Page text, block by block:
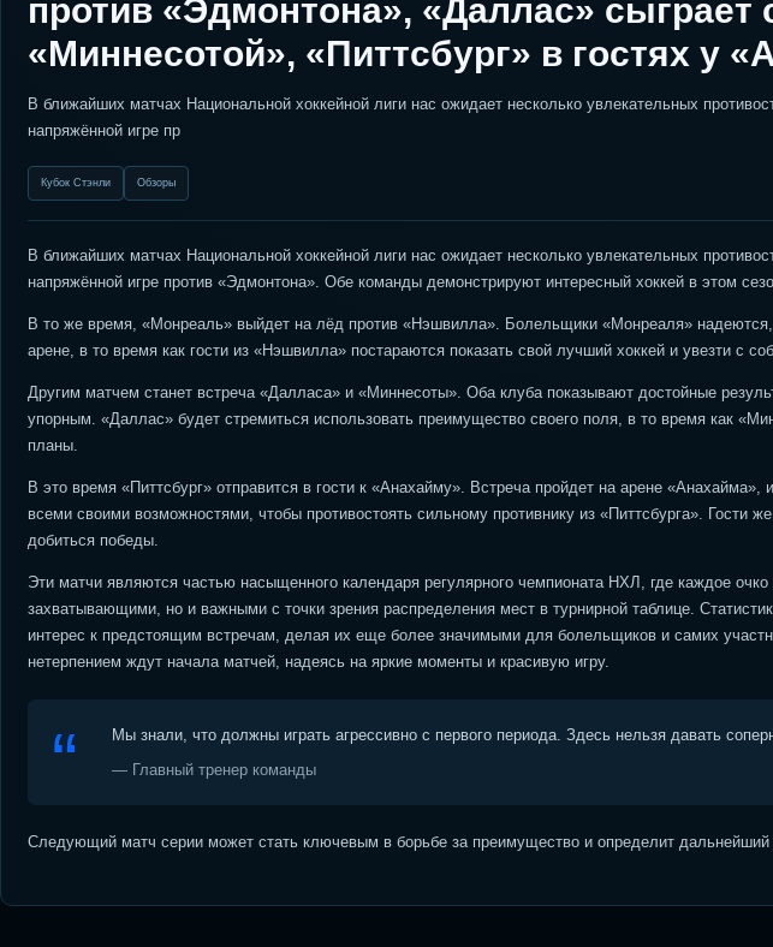
против «Эдмонтона», «Даллас» сыграет
«Миннесотой», «Питтсбург» в гостях у
В ближайших матчах Национальной хоккейной лиги нас ожидает несколько увлекательных
напряжённой игре пр
Кубок Стэнли Обзоры
В ближайших матчах Национальной хоккейной лиги нас ожидает несколько увлекательных
напряжённой игре против «Эдмонтона». Обе команды демонстрируют интересный хоккей в этом
В то же время, «Монреаль» выйдет на лёд против «Нэшвилла». Болельщики «Монреаля»
арене, в то время как гости из «Нэшвилла» постараются показать свой лучший хоккей и увезти с
Другим матчем станет встреча «Далласа» и «Миннесоты». Оба клуба показывают достойные
упорным. «Даллас» будет стремиться использовать преимущество своего поля, в то время как
планы.
В это время «Питтсбург» отправится в гости к «Анахайму». Встреча пройдет на арене
всеми своими возможностями, чтобы противостоять сильному противнику из «Питтсбурга». Гости
добиться победы.
Эти матчи являются частью насыщенного календаря регулярного чемпионата НХЛ, где каждое
захватывающими, но и важными с точки зрения распределения мест в турнирной таблице.
интерес к предстоящим встречам, делая их еще более значимыми для болельщиков и самих
нетерпением ждут начала матчей, надеясь на яркие моменты и красивую игру.
Мы знали, что должны играть агрессивно с первого периода. Здесь нельзя давать
— Главный тренер команды
Следующий матч серии может стать ключевым в борьбе за преимущество и определит дальнейший